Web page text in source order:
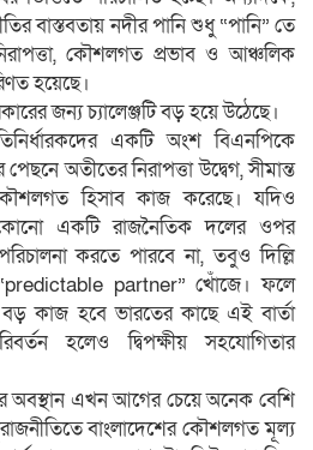
বাস্তবতায় নদীর পানি শুধু “পানি” তে
কৌশলগত প্রভাব ও আঞ্চলিক
হয়েছে।
জন্য চ্যালেঞ্জটি বড় হয়ে উঠেছে।
একটি অংশ বিএনপিকে
অতীতের নিরাপত্তা উদ্বেগ, সীমান্ত
হিসাব কাজ করেছে। যদিও
কোনো একটি রাজনৈতিক দলের ওপর
করতে পারবে না, তবুও দিল্লি
partner” খোঁজে। ফলে
কাজ হবে ভারতের কাছে এই বার্তা
হলেও দ্বিপক্ষীয় সহযোগিতার
অবস্থান এখন আগের চেয়ে অনেক বেশি
বাংলাদেশের কৌশলগত মূল্য